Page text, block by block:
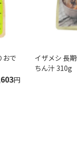
おで
603円
イザメシ 長
ちん汁 310g